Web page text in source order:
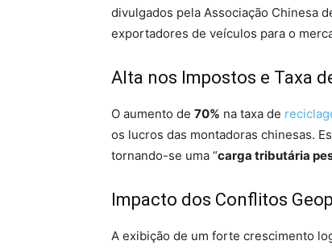
divulgados pela Associação Chinesa
exportadores de veículos para o
Alta nos Impostos e Taxa
O aumento de 70% na taxa de
os lucros das montadoras chinesas.
tornando-se uma “carga tributária
Impacto dos Conflitos
A exibição de um forte crescimento